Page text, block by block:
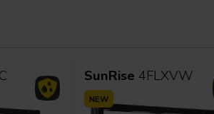
SunRise 4FLXVW
NEW